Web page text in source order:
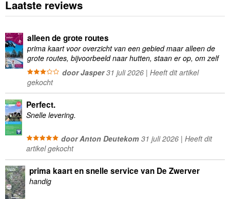
Laatste reviews
alleen de grote routes
prima kaart voor overzicht van een gebied maar alleen de
grote routes, bijvoorbeeld naar hutten, staan er op, om zelf
wandelingen te plannen minder geschikt
door Jasper31 juli 2026 | Heeft dit artikel
gekocht
Perfect.
Snelle levering.
door Anton Deutekom31 juli 2026 | Heeft dit
artikel gekocht
prima kaart en snelle service van De Zwerver
handig